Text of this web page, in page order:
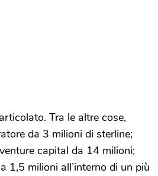
Tra le altre cose,
da 3 milioni di sterline;
capital da 14 milioni;
1,5 milioni all’interno di un più